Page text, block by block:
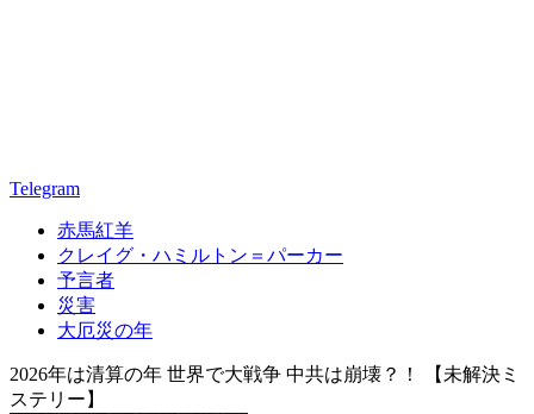
Telegram
赤馬紅羊
クレイグ・ハミルトン＝パーカー
予言者
災害
大厄災の年
2026年は清算の年 世界で大戦争 中共は崩壊？！ 【未解決ミ
ステリー】